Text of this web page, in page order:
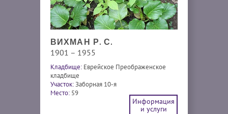
ВИХМАН Р. С.
1901 – 1955
Кладбище: Еврейское Преображенское
кладбище
Участок:Заборная 10-я
Место: 59
Информация
и услуги